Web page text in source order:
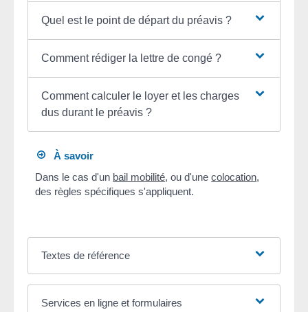
Quel est le point de départ du préavis ?
Comment rédiger la lettre de congé ?
Comment calculer le loyer et les charges
dus durant le préavis ?
À savoir
Dans le cas d'un bail mobilité, ou d'unecolocation,
des règles spécifiques s'appliquent.
Textes de référence
Services en ligne et formulaires